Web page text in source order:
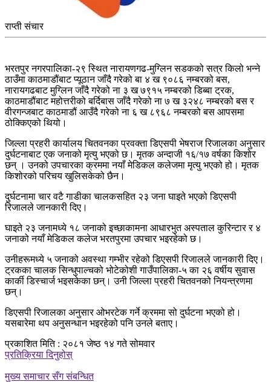
राप्ती संचार
भरतपुर नगरपालिका-२९ स्थित नारायणगढ-मुग्लिन सडकको सत्र किलो भन्ने
ठाउँमा काठमाडौंबाट प्यूठान जाँदै गरेको बा ४ ख ९०८६ नम्बरको बस,
नारायगढबाट मुग्लिन जाँदै गरेको ना ३ ख ७९१५ नम्बरको डिब्बा ट्रक,
काठमाडौंबाट महोत्तरीको बर्दिबास जाँदै गरेको ना ७ ख ३२४८ नम्बरको बस र
वीरगन्जबाट काठमाडौं आउँदै गरेको ना ६ ख ८९६८ नम्बरको बस आपसमा
ठोक्किएको थियो।
जिल्ला प्रहरी कार्यालय चितवनका प्रवक्ता डिएसपी भेषराज रिजालका अनुसार
दुर्घटनाबाट एक जनाको मृत्यु भएको छ। मृतक अन्दाजी १६/१७ वर्षका किशोर
छन् । उनको उपचारका क्रममा नयाँ मेडिकल कलेजमा मृत्यु भएको हो। मृतक
किशोरको परिचय खुलिसकेको छैन।
दुर्घटनामा चार वटै गाडीका चालकसहित २३ जना घाइते भएको डिएसपी
रिजालले जानकारी दिए।
घाइते २३ जनामध्ये १८ जनाको इच्छाकामना आधारभुत अस्पताल कुरिन्टार र ४
जनाको नयाँ मेडिकल कलेज भरतपुरमा उपचार भइरहेको छ।
उनीहरूमध्ये ५ जनाको अवस्था गम्भीर रहेको डिएसपी रिजालले जानकारी दिए।
ट्रकका चालक सिन्धुपाल्चको भोटेकोशी गाउँपालिका-५ का २६ वर्षीय सुवास
कार्की डिस्चार्ज भइसकेका छन्। उनी जिल्ला प्रहरी चितवनको नियन्त्रणमा
छन्।
डिएसपी रिजालका अनुसार ओभरटेक गर्ने क्रममा सो दुर्घटना भएको हो।
यसबारेमा थप अनुसन्धान भइरहेको पनि उनले बताए।
प्रकाशित मिति : २०८१ जेष्ठ १४ गते सोमवार
प्रतिक्रिया दिनुहोस्
मुख्य समाचार सँग संबन्धित